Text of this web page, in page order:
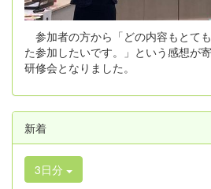
参加者の方から「どの内容もとて
た参加したいです。」という感想が
研修会となりました。
新着
3日分